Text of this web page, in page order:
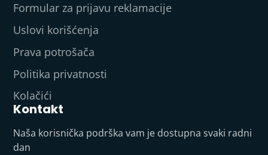
Formular za prijavu reklamacije
Uslovi korišćenja
Prava potrošača
Politika privatnosti
Kolačići
Kontakt
Naša korisnička podrška vam je dostupna svaki radni
dan